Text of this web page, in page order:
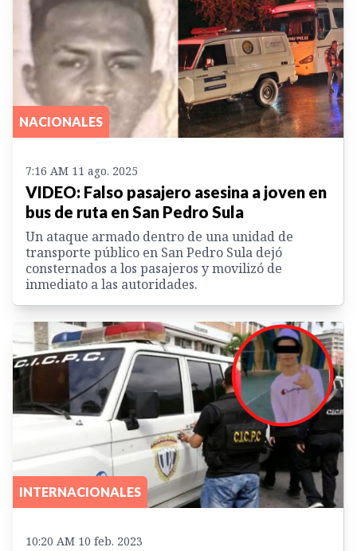
NACIONALES
7:16 AM 11 ago. 2025
VIDEO: Falso pasajero asesina a joven en
bus de ruta en San Pedro Sula
Un ataque armado dentro de una unidad de
transporte público en San Pedro Sula dejó
consternados a los pasajeros y movilizó de
inmediato a las autoridades.
INTERNACIONALES
10:20 AM 10 feb. 2023